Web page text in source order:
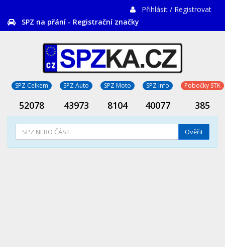
Přihlásit / Registrovat
SPZ na přání - Registrační značky
SPZ Celkem SPZ Auto SPZ Moto SPZ info Pobočky STK
52078 43973 8104 40077 385
Ověřit